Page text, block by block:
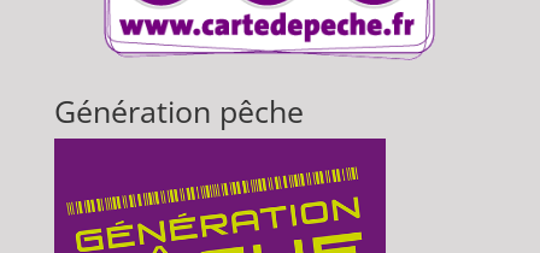
Génération pêche